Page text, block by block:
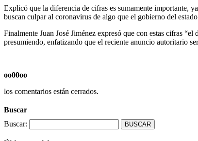
Explicó que la diferencia de cifras es sumamente importante,
buscan culpar al coronavirus de algo que el gobierno del
Finalmente Juan José Jiménez expresó que con estas cifras
presumiendo, enfatizando que el reciente anuncio autoritario
oo00oo
los comentarios están cerrados.
Buscar
Buscar: